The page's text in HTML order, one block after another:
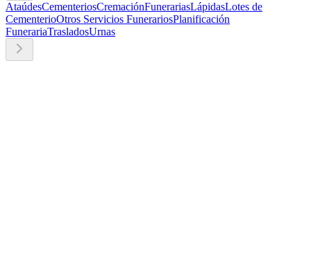
AtaúdesCementeriosCremaciónFunerariasLápidasLotes de
CementerioOtros Servicios FunerariosPlanificación
FunerariaTrasladosUrnas